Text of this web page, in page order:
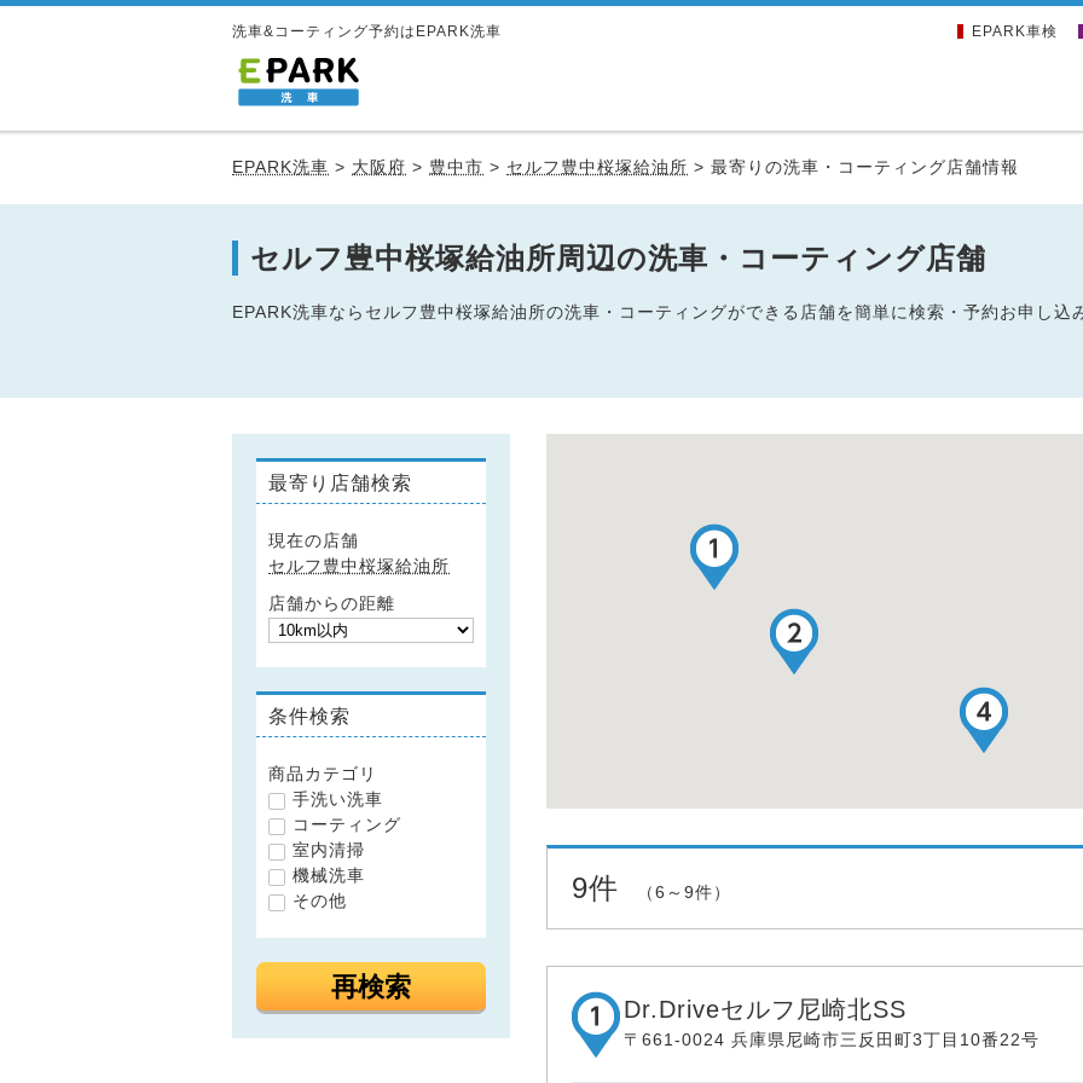
洗車&コーティング予約はEPARK洗車 EPARK車検
EPARK洗車 > 大阪府 > 豊中市 > セルフ豊中桜塚給油所 > 最寄りの洗車・コーティング店舗情報
セルフ豊中桜塚給油所周辺の洗車・コーティング店舗
EPARK洗車ならセルフ豊中桜塚給油所の洗車・コーティングができる店舗を簡単に検索・予約お申し込
最寄り店舗検索
現在の店舗
セルフ豊中桜塚給油所
店舗からの距離
条件検索
商品カテゴリ
手洗い洗車
コーティング
室内清掃
機械洗車
その他
再検索
9件 （6～9件）
Dr.Driveセルフ尼崎北SS
〒661-0024 兵庫県尼崎市三反田町3丁目10番22号